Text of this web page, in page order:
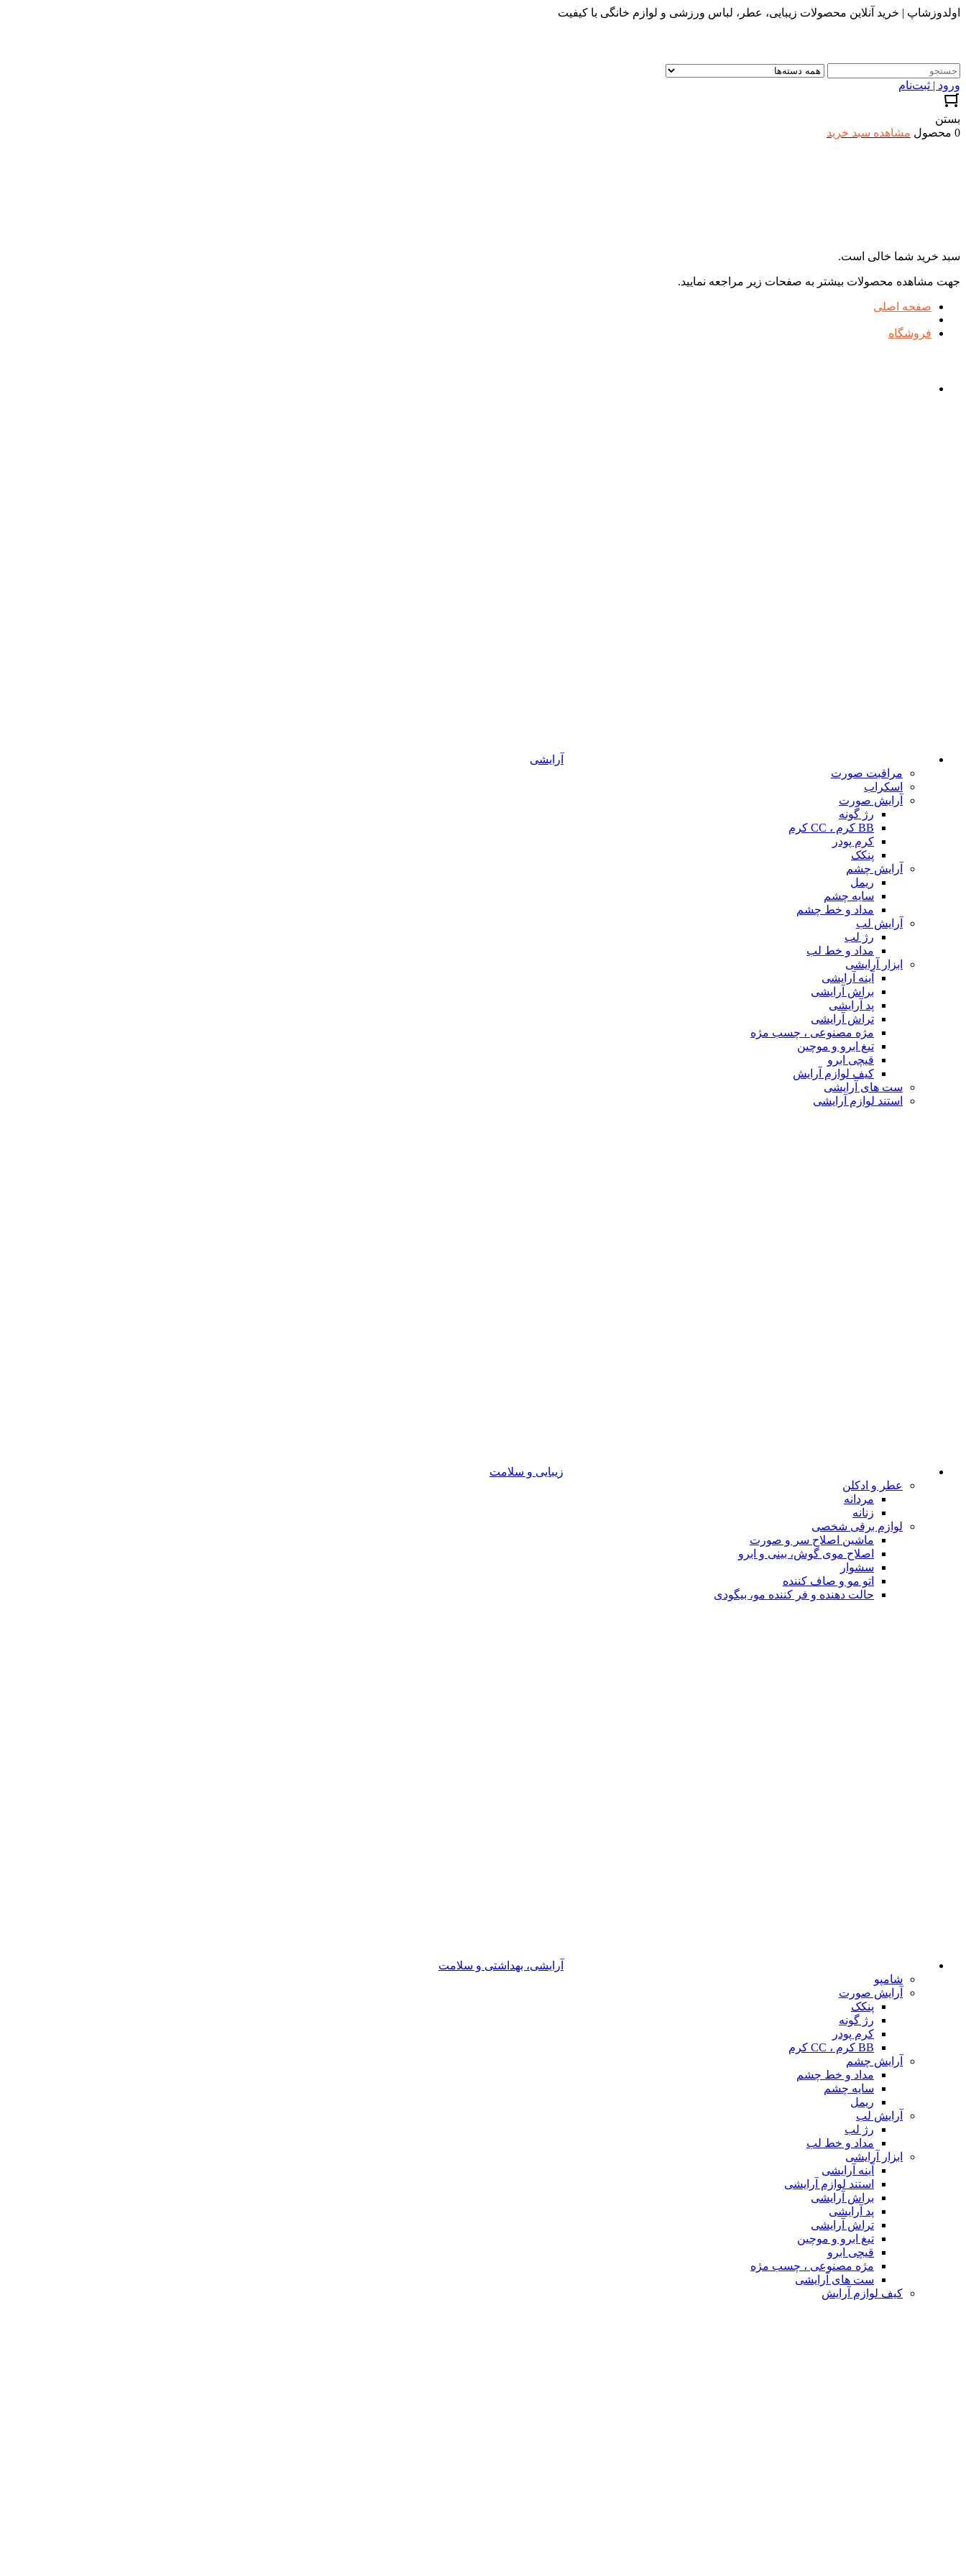
اولدوزشاپ | خرید آنلاین محصولات زیبایی، عطر، لباس ورزشی و لوازم خانگی با کیفیت
ورود | ثبت‌نام
بستن
0 محصول
مشاهده سبد خرید
سبد خرید شما خالی است.
جهت مشاهده محصولات بیشتر به صفحات زیر مراجعه نمایید.
صفحه اصلی
فروشگاه
آرایشی
مراقبت صورت
اسکراب
آرایش صورت
رژ گونه
BB کرم ، CC کرم
کرم پودر
پنکک
آرایش چشم
ریمل
سایه چشم
مداد و خط چشم
آرایش لب
رژ لب
مداد و خط لب
ابزار آرایشی
آینه آرایشی
براش آرایشی
پد آرایشی
تراش آرایشی
مژه مصنوعی ، چسب مژه
تیغ ابرو و موچین
قیچی ابرو
کیف لوازم آرایش
ست های آرایشی
استند لوازم آرایشی
زیبایی و سلامت
عطر و ادکلن
مردانه
زنانه
لوازم برقی شخصی
ماشین اصلاح سر و صورت
اصلاح موی گوش، بینی و ابرو
سشوار
اتو مو و صاف کننده
حالت دهنده و فر کننده مو، بیگودی
آرایشی، بهداشتی و سلامت
شامپو
آرایش صورت
پنکک
رژ گونه
کرم پودر
BB کرم ، CC کرم
آرایش چشم
مداد و خط چشم
سایه چشم
ریمل
آرایش لب
رژ لب
مداد و خط لب
ابزار آرایشی
آینه آرایشی
استند لوازم آرایشی
براش آرایشی
پد آرایشی
تراش آرایشی
تیغ ابرو و موچین
قیچی ابرو
مژه مصنوعی ، چسب مژه
ست های آرایشی
کیف لوازم آرایش